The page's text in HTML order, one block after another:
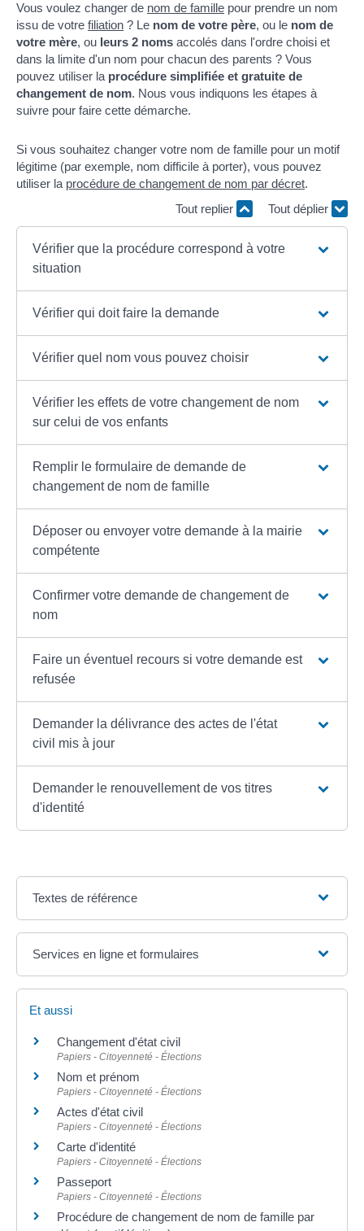
Vous voulez changer de nom de famille pour prendre un nom
issu de votre filiation ? Le nom de votre père, ou le nom de
votre mère, ou leurs 2 noms accolés dans l'ordre choisi et
dans la limite d'un nom pour chacun des parents ? Vous
pouvez utiliser la procédure simplifiée et gratuite de
changement de nom. Nous vous indiquons les étapes à
suivre pour faire cette démarche.
Si vous souhaitez changer votre nom de famille pour un motif
légitime (par exemple, nom difficile à porter), vous pouvez
utiliser la procédure de changement de nom par décret.
Tout replier
Tout déplier
Vérifier que la procédure correspond à votre
situation
Vérifier qui doit faire la demande
Vérifier quel nom vous pouvez choisir
Vérifier les effets de votre changement de nom
sur celui de vos enfants
Remplir le formulaire de demande de
changement de nom de famille
Déposer ou envoyer votre demande à la mairie
compétente
Confirmer votre demande de changement de
nom
Faire un éventuel recours si votre demande est
refusée
Demander la délivrance des actes de l'état
civil mis à jour
Demander le renouvellement de vos titres
d'identité
Textes de référence
Services en ligne et formulaires
Et aussi
Changement d'état civil
Papiers - Citoyenneté - Élections
Nom et prénom
Papiers - Citoyenneté - Élections
Actes d'état civil
Papiers - Citoyenneté - Élections
Carte d'identité
Papiers - Citoyenneté - Élections
Passeport
Papiers - Citoyenneté - Élections
Procédure de changement de nom de famille par